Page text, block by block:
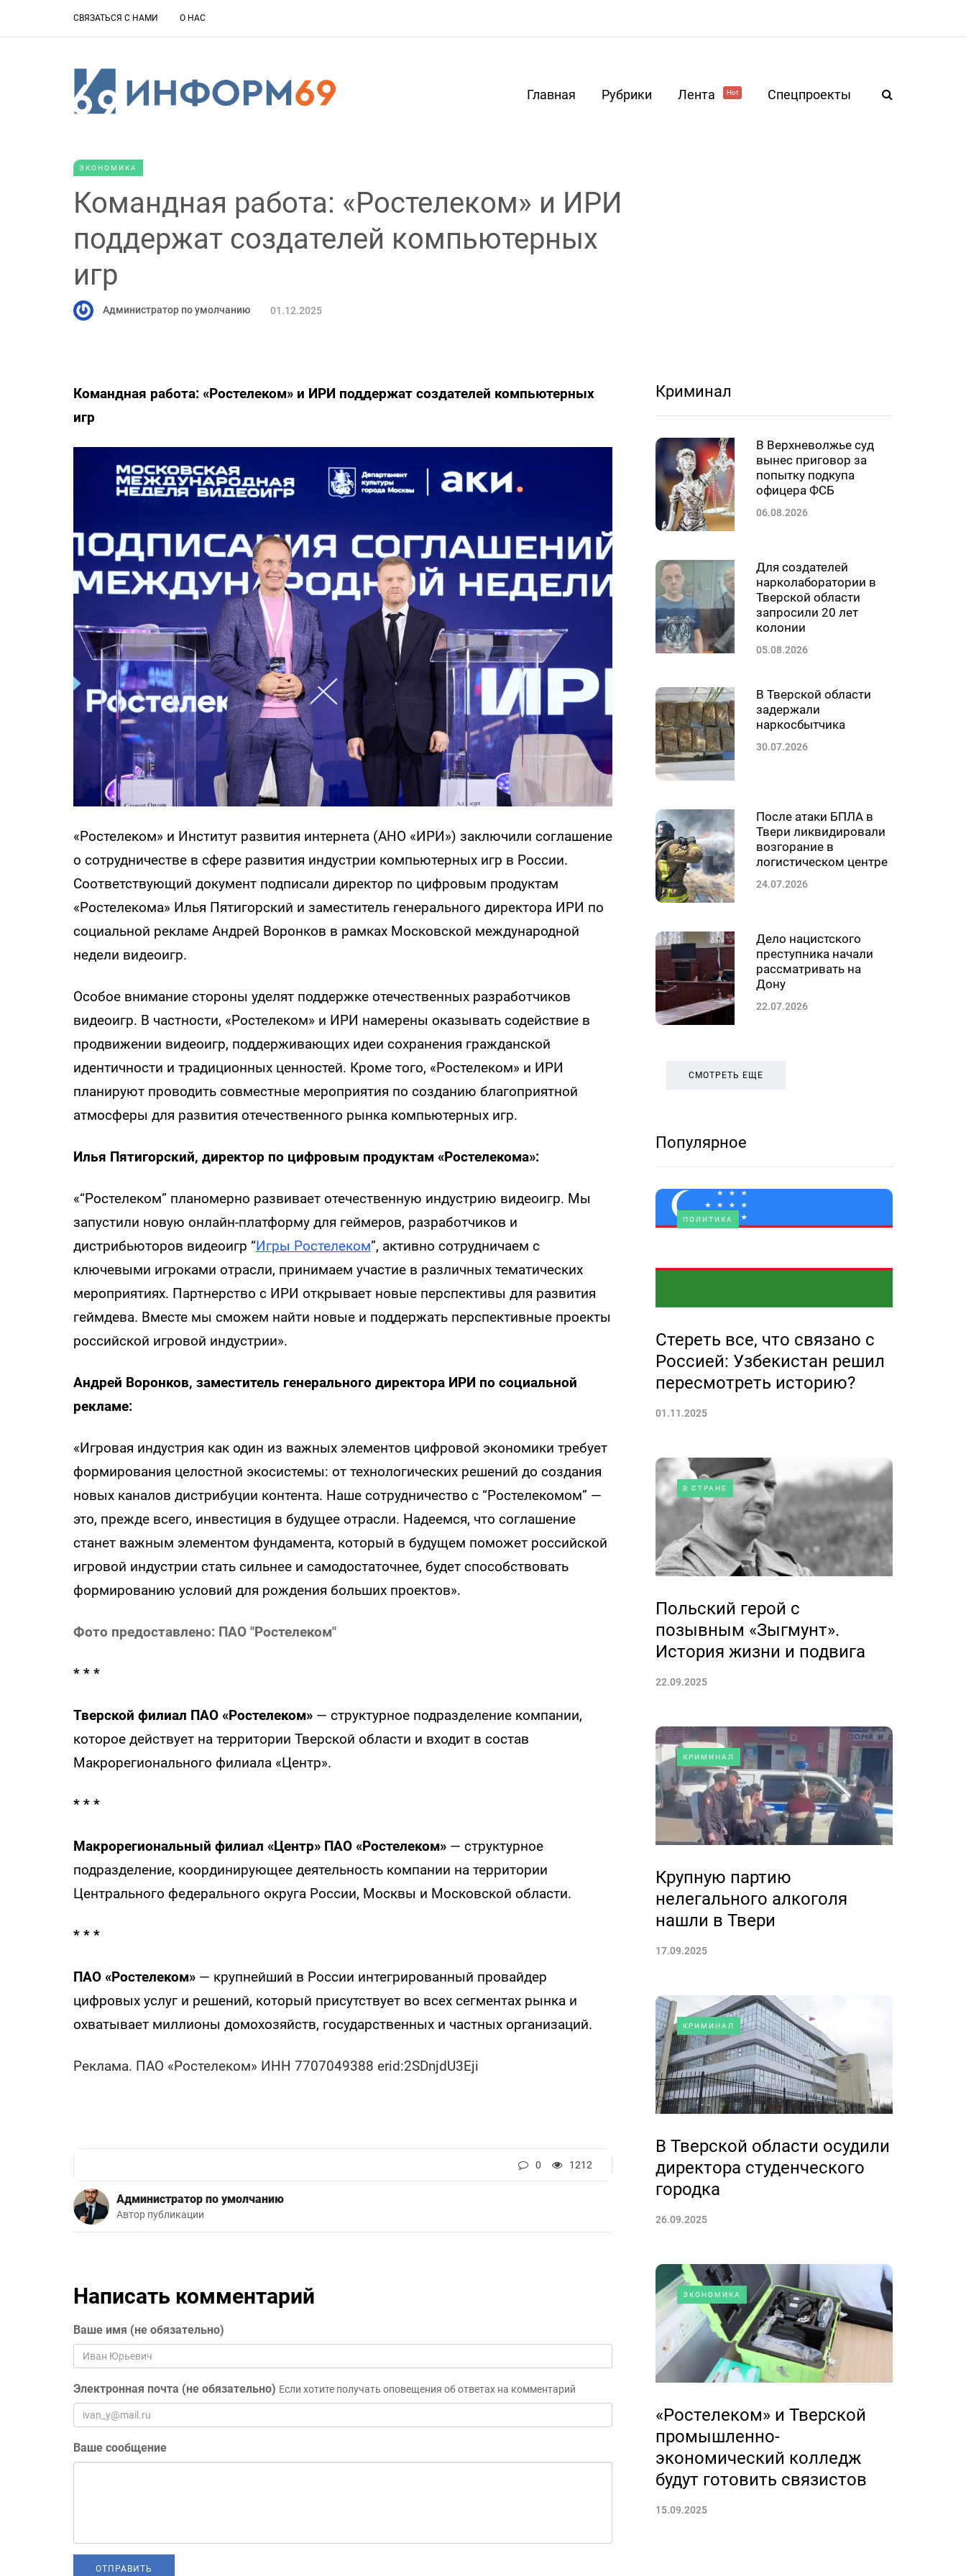
СВЯЗАТЬСЯ С НАМИ О НАС
Главная Рубрики Лента Hot Спецпроекты
ЭКОНОМИКА
Командная работа: «Ростелеком» и ИРИ
поддержат создателей компьютерных
игр
Администратор по умолчанию 01.12.2025
Командная работа: «Ростелеком» и ИРИ поддержат создателей компьютерных
игр
«Ростелеком» и Институт развития интернета (АНО «ИРИ») заключили соглашение
о сотрудничестве в сфере развития индустрии компьютерных игр в России.
Соответствующий документ подписали директор по цифровым продуктам
«Ростелекома» Илья Пятигорский и заместитель генерального директора ИРИ по
социальной рекламе Андрей Воронков в рамках Московской международной
недели видеоигр.
Особое внимание стороны уделят поддержке отечественных разработчиков
видеоигр. В частности, «Ростелеком» и ИРИ намерены оказывать содействие в
продвижении видеоигр, поддерживающих идеи сохранения гражданской
идентичности и традиционных ценностей. Кроме того, «Ростелеком» и ИРИ
планируют проводить совместные мероприятия по созданию благоприятной
атмосферы для развития отечественного рынка компьютерных игр.
Илья Пятигорский, директор по цифровым продуктам «Ростелекома»:
«“Ростелеком” планомерно развивает отечественную индустрию видеоигр. Мы
запустили новую онлайн-платформу для геймеров, разработчиков и
дистрибьюторов видеоигр “Игры Ростелеком”, активно сотрудничаем с
ключевыми игроками отрасли, принимаем участие в различных тематических
мероприятиях. Партнерство с ИРИ открывает новые перспективы для развития
геймдева. Вместе мы сможем найти новые и поддержать перспективные проекты
российской игровой индустрии».
Андрей Воронков, заместитель генерального директора ИРИ по социальной
рекламе:
«Игровая индустрия как один из важных элементов цифровой экономики требует
формирования целостной экосистемы: от технологических решений до создания
новых каналов дистрибуции контента. Наше сотрудничество с “Ростелекомом” —
это, прежде всего, инвестиция в будущее отрасли. Надеемся, что соглашение
станет важным элементом фундамента, который в будущем поможет российской
игровой индустрии стать сильнее и самодостаточнее, будет способствовать
формированию условий для рождения больших проектов».
Фото предоставлено: ПАО "Ростелеком"
* * *
Тверской филиал ПАО «Ростелеком» — структурное подразделение компании,
которое действует на территории Тверской области и входит в состав
Макрорегионального филиала «Центр».
* * *
Макрорегиональный филиал «Центр» ПАО «Ростелеком» — структурное
подразделение, координирующее деятельность компании на территории
Центрального федерального округа России, Москвы и Московской области.
* * *
ПАО «Ростелеком» — крупнейший в России интегрированный провайдер
цифровых услуг и решений, который присутствует во всех сегментах рынка и
охватывает миллионы домохозяйств, государственных и частных организаций.
Реклама. ПАО «Ростелеком» ИНН 7707049388 erid:2SDnjdU3Eji
0 1212
Администратор по умолчанию
Автор публикации
Написать комментарий
Ваше имя (не обязательно)
Электронная почта (не обязательно) Если хотите получать оповещения об ответах на комментарий
Ваше сообщение
Криминал
В Верхневолжье суд
вынес приговор за
попытку подкупа
офицера ФСБ
06.08.2026
Для создателей
нарколаборатории в
Тверской области
запросили 20 лет
колонии
05.08.2026
В Тверской области
задержали
наркосбытчика
30.07.2026
После атаки БПЛА в
Твери ликвидировали
возгорание в
логистическом центре
24.07.2026
Дело нацистского
преступника начали
рассматривать на
Дону
22.07.2026
СМОТРЕТЬ ЕЩЕ
Популярное
ПОЛИТИКА
Стереть все, что связано с
Россией: Узбекистан решил
пересмотреть историю?
01.11.2025
В СТРАНЕ
Польский герой с
позывным «Зыгмунт».
История жизни и подвига
22.09.2025
КРИМИНАЛ
Крупную партию
нелегального алкоголя
нашли в Твери
17.09.2025
КРИМИНАЛ
В Тверской области осудили
директора студенческого
городка
26.09.2025
ЭКОНОМИКА
«Ростелеком» и Тверской
промышленно-
экономический колледж
будут готовить связистов
15.09.2025